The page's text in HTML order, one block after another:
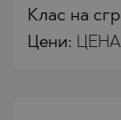
Клас на
Цени: